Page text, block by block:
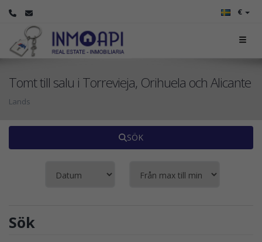
€
Tomt till salu i Torrevieja, Orihuela och Alicante
Lands
SÖK
Sök